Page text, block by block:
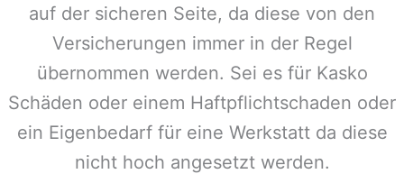
auf der sicheren Seite, da diese von den
Versicherungen immer in der Regel
übernommen werden. Sei es für Kasko
Schäden oder einem Haftpflichtschaden oder
ein Eigenbedarf für eine Werkstatt da diese
nicht hoch angesetzt werden.